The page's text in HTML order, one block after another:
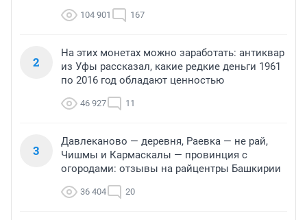
104 901 167
2
На этих монетах можно заработать: антиквар
из Уфы рассказал, какие редкие деньги 1961
по 2016 год обладают ценностью
46 927 11
3
Давлеканово — деревня, Раевка — не рай,
Чишмы и Кармаскалы — провинция с
огородами: отзывы на райцентры Башкирии
36 404 20